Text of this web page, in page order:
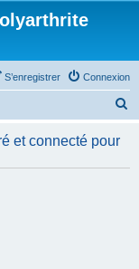
Connexion
S’enregistrer
h
et connecté pour